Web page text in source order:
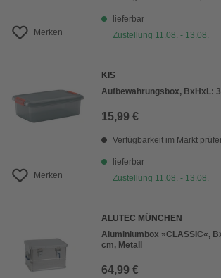
Merken
lieferbar
Zustellung 11.08. - 13.08.
Merken
KIS
Aufbewahrungsbox, BxHxL:
15,99 €
Verfügbarkeit im Markt
lieferbar
Zustellung 11.08. - 13.08.
ALUTEC MÜNCHEN
Aluminiumbox »CLASSIC«,
cm, Metall
64,99 €